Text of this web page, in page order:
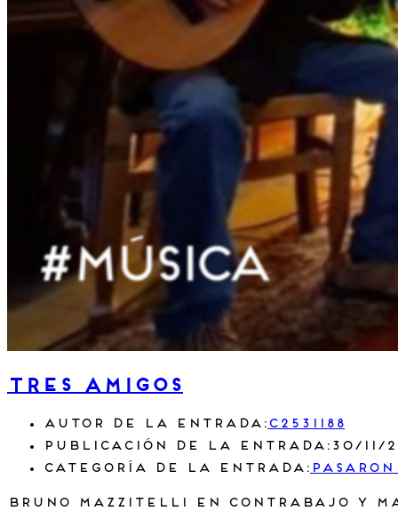
Tres Amigos
Autor de la entrada: c2531188
Publicación de la entrada: 30/11/
Categoría de la entrada:
Bruno Mazzitelli en contrabajo y